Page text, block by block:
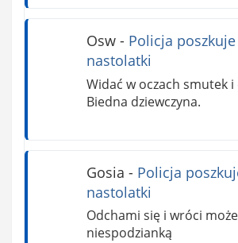
Osw- Policja
nastolatki
Widać w oczach smutek
Biedna dziewczyna.
Gosia - Policja
nastolatki
Odchami się i wróci
niespodzianką